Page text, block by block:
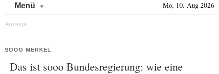
Menü Mo, 10. Aug 2026
SOOO MERKEL
Das ist sooo Bundesregierung: wie eine